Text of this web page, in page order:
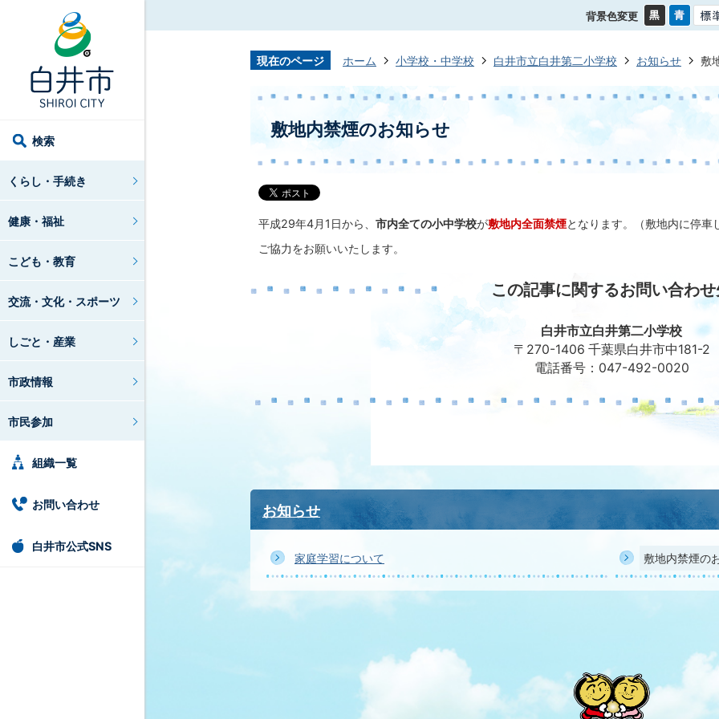
検索
くらし・手続き
健康・福祉
こども・教育
交流・文化・スポーツ
しごと・産業
市政情報
市民参加
組織一覧
お問い合わせ
白井市公式SNS
背景色変更
現在のページ ホーム 小学校・中学校 白井市立白井第二小学校 お知らせ 敷
敷地内禁煙のお知らせ
平成29年4月1日から、 市内全ての小中学校が敷地内全面禁煙となります。（敷地内に停車
ご協力をお願いいたします。
この記事に関するお問い合わ
白井市立白井第二小学校
〒270-1406 千葉県白井市中181-2
電話番号：047-492-0020
お知らせ
家庭学習について 敷地内禁煙の